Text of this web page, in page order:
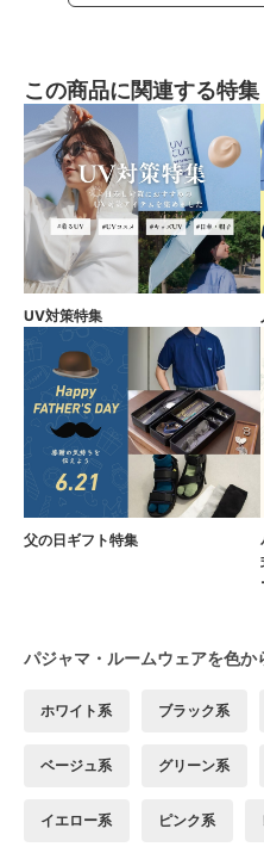
この商品に関連する特集
UV対策特集
父の日ギフト特集
パジャマ・ルームウェアを色か
ホワイト系 ブラック系
ベージュ系 グリーン系
イエロー系 ピンク系